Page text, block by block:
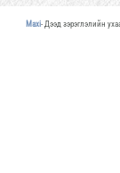
Maxi- Дээд зэрэглэлийн